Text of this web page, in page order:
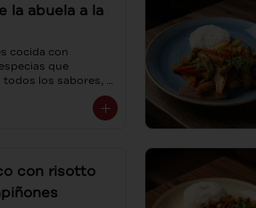
la abuela a la
cocida con
que
los sabores,
con spaguetti a la
con risotto